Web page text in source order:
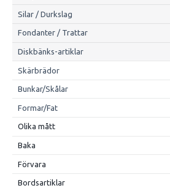
Silar / Durkslag
Fondanter / Trattar
Diskbänks-artiklar
Skärbrädor
Bunkar/Skålar
Formar/Fat
Olika mått
Baka
Förvara
Bordsartiklar